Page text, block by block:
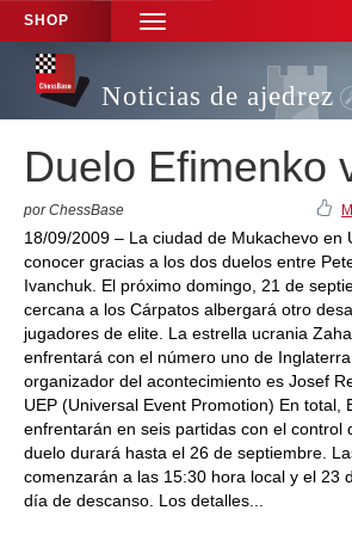
SHOP
TOGGLE
NAVIGATION
Noticias de ajedrez
Duelo Efimenko
por ChessBase
18/09/2009 – La ciudad de Mukachevo en
conocer gracias a los dos duelos entre
Ivanchuk. El próximo domingo, 21 de
cercana a los Cárpatos albergará otro
jugadores de elite. La estrella ucrania
enfrentará con el número uno de
organizador del acontecimiento es Josef
UEP (Universal Event Promotion) En total,
enfrentarán en seis partidas con el control
duelo durará hasta el 26 de septiembre.
comenzarán a las 15:30 hora local y el 23
día de descanso. Los detalles...